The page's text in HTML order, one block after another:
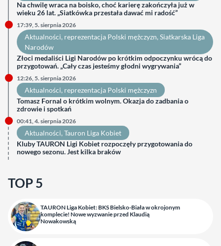
Na chwilę wraca na boisko, choć karierę zakończyła już w
wieku 26 lat. „Siatkówka przestała dawać mi radość”
17:39, 5. sierpnia 2026
Aktualności, reprezentacja Polski mężczyzn, Siatkarska Liga
Narodów
Złoci medaliści Ligi Narodów po krótkim odpoczynku wrócą do
przygotowań. „Cały czas jesteśmy głodni wygrywania”
12:26, 5. sierpnia 2026
Aktualności, reprezentacja Polski mężczyzn
Tomasz Fornal o krótkim wolnym. Okazja do zadbania o
zdrowie i spotkań
00:41, 4. sierpnia 2026
Aktualności, Tauron Liga Kobiet
Kluby TAURON Ligi Kobiet rozpoczęły przygotowania do
nowego sezonu. Jest kilka braków
TOP 5
TAURON Liga Kobiet: BKS Bielsko-Biała w okrojonym
komplecie! Nowe wyzwanie przed Klaudią
Nowakowską